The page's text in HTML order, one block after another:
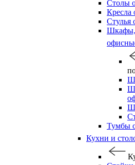
Столы
Кресла
Стулья
Шкафы,
Тумбы
Кухни и